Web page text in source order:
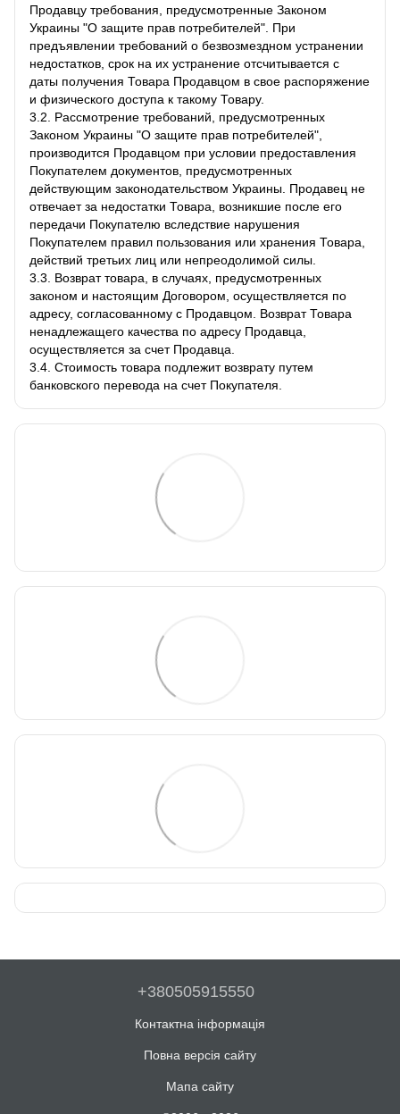
Продавцу требования, предусмотренные Законом
Украины "О защите прав потребителей". При
предъявлении требований о безвозмездном устранении
недостатков, срок на их устранение отсчитывается с
даты получения Товара Продавцом в свое распоряжение
и физического доступа к такому Товару.
3.2. Рассмотрение требований, предусмотренных
Законом Украины "О защите прав потребителей",
производится Продавцом при условии предоставления
Покупателем документов, предусмотренных
действующим законодательством Украины. Продавец не
отвечает за недостатки Товара, возникшие после его
передачи Покупателю вследствие нарушения
Покупателем правил пользования или хранения Товара,
действий третьих лиц или непреодолимой силы.
3.3. Возврат товара, в случаях, предусмотренных
законом и настоящим Договором, осуществляется по
адресу, согласованному с Продавцом. Возврат Товара
ненадлежащего качества по адресу Продавца,
осуществляется за счет Продавца.
3.4. Стоимость товара подлежит возврату путем
банковского перевода на счет Покупателя.
+380505915550
Контактна інформація
Повна версія сайту
Мапа сайту